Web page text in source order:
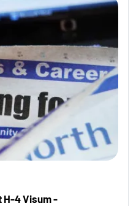
H-4 Visum -